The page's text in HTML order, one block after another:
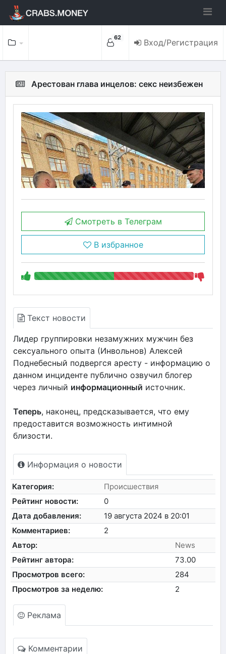
62 Вход/Регистрация
Арестован глава инцелов: секс неизбежен
Смотреть в Телеграм
В избранное
Текст новости
Лидер группировки незамужних мужчин без
сексуального опыта (Инвольнов) Алексей
Поднебесный подвергся аресту - информацию о
данном инциденте публично озвучил блогер
через личный информационный источник.
Теперь, наконец, предсказывается, что ему
предоставится возможность интимной
близости.
Информация о новости
Категория:
Происшествия
Рейтинг новости:
0
Дата добавления:
19 августа 2024 в 20:01
Комментариев:
2
Автор:
News
Рейтинг автора:
73.00
Просмотров всего:
284
Просмотров за неделю:
2
Реклама
Комментарии